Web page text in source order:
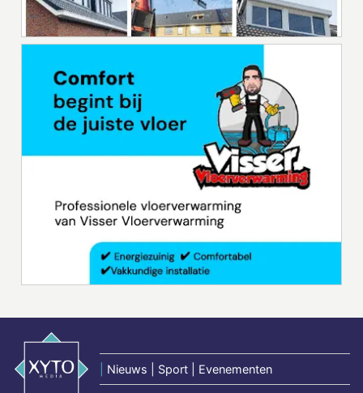
Nieuws | Sport | Evenementen